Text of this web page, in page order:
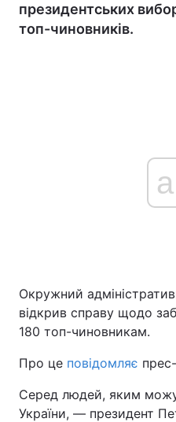
Спорт
Техно і зв'язок
Зброя
Здоров'я
президентських
топ-чиновників.
Окружний
відкрив справу щодо
180 топ-чиновникам.
Про це повідомляє
Серед людей, яким
України, — президент